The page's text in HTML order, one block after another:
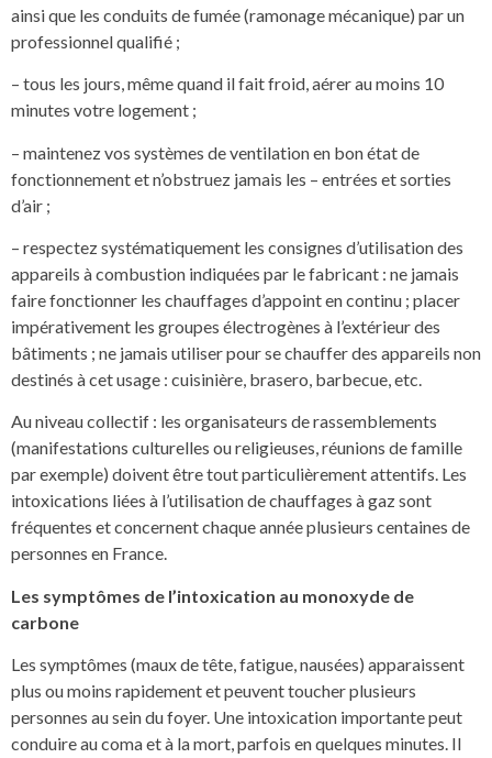
ainsi que les conduits de fumée (ramonage mécanique) par un
professionnel qualifié ;
– tous les jours, même quand il fait froid, aérer au moins 10
minutes votre logement ;
– maintenez vos systèmes de ventilation en bon état de
fonctionnement et n’obstruez jamais les – entrées et sorties
d’air ;
– respectez systématiquement les consignes d’utilisation des
appareils à combustion indiquées par le fabricant : ne jamais
faire fonctionner les chauffages d’appoint en continu ; placer
impérativement les groupes électrogènes à l’extérieur des
bâtiments ; ne jamais utiliser pour se chauffer des appareils non
destinés à cet usage : cuisinière, brasero, barbecue, etc.
Au niveau collectif : les organisateurs de rassemblements
(manifestations culturelles ou religieuses, réunions de famille
par exemple) doivent être tout particulièrement attentifs. Les
intoxications liées à l’utilisation de chauffages à gaz sont
fréquentes et concernent chaque année plusieurs centaines de
personnes en France.
Les symptômes de l’intoxication au monoxyde de
carbone
Les symptômes (maux de tête, fatigue, nausées) apparaissent
plus ou moins rapidement et peuvent toucher plusieurs
personnes au sein du foyer. Une intoxication importante peut
conduire au coma et à la mort, parfois en quelques minutes. Il